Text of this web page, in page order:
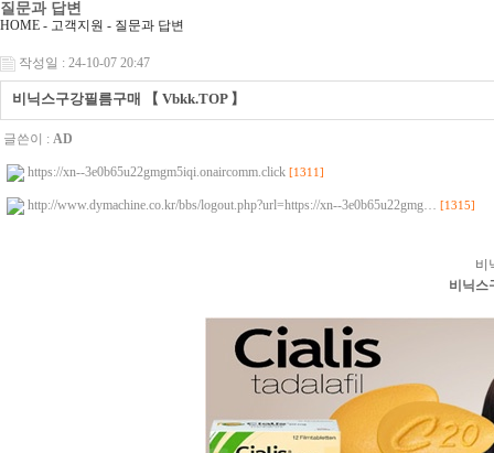
질문과 답변
HOME - 고객지원 - 질문과 답변
작성일 : 24-10-07 20:47
비닉스구강필름구매 【 Vbkk.TOP 】
글쓴이 : AD
https://xn--3e0b65u22gmgm5iqi.onaircomm.click [1311]
http://www.dymachine.co.kr/bbs/logout.php?url=https://xn--3e0b65u22gmg… [1315]
비
비닉스